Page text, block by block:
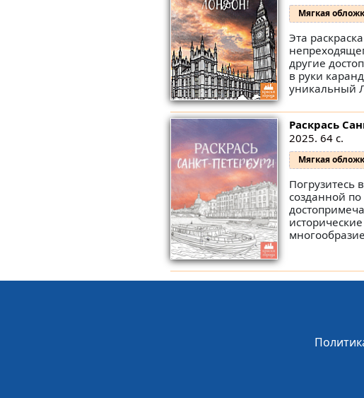
Мягкая
Эта
другие
в руки
уникальный
Раскрась
2025. 64 с.
Мягкая
Погрузитесь
созданной